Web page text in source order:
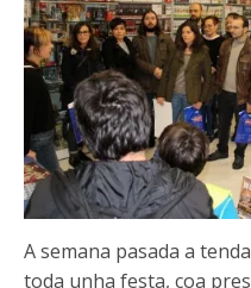
A semana pasada a
toda unha festa, coa